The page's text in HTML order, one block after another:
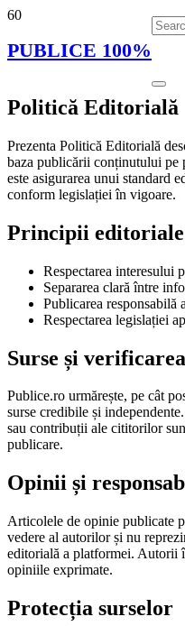
PUBLICE 100%
Politică Editorială
Prezenta Politică Editorială
baza publicării conținutului pe
este asigurarea unui standard
conform legislației în vigoare.
Principii editoriale
Respectarea interesului
Separarea clară între
Publicarea responsabilă
Respectarea legislației
Surse și
Publice.ro urmărește, pe cât
surse credibile și
sau contribuții ale cititorilor
publicare.
Opinii și
Articolele de opinie publicate
vedere al autorilor și nu
editorială a platformei. Autorii
opiniile exprimate.
Protecția surselor